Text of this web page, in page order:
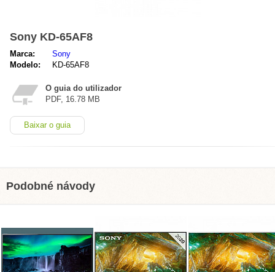
Sony KD-65AF8
Marca:
Sony
Modelo:
KD-65AF8
O guia do utilizador
PDF, 16.78 MB
Baixar o guia
Podobné návody